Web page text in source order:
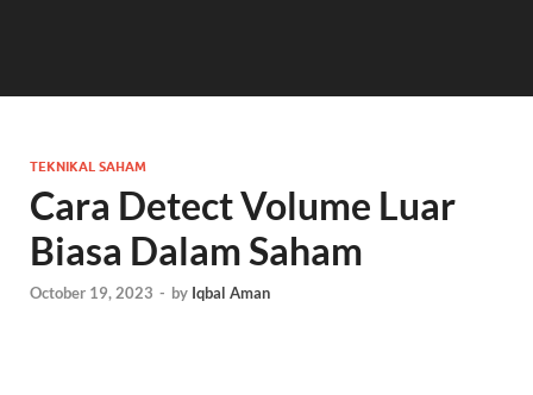
TEKNIKAL SAHAM
Cara Detect Volume Luar
Biasa Dalam Saham
October 19, 2023 - by Iqbal Aman